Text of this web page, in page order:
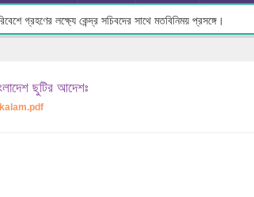
গ্রহণের লক্ষ্যে কেন্দ্র সচিবদের সাথে মতবিনিময় প্রসঙ্গে।
ছুটির আদেশঃ
kalam.pdf